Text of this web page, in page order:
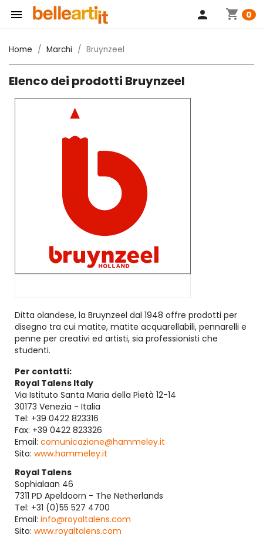
 shopping_cart 0
person
Home Marchi Bruynzeel
Elenco dei prodotti Bruynzeel
Ditta olandese, la Bruynzeel dal 1948 offre prodotti per
disegno tra cui matite, matite acquarellabili, pennarelli e
penne per creativi ed artisti, sia professionisti che
studenti.
Per contatti:
Royal Talens Italy
Via Istituto Santa Maria della Pietà 12-14
30173 Venezia - Italia
Tel: +39 0422 823316
Fax: +39 0422 823326
Email: comunicazione@hammeley.it
Sito: www.hammeley.it
Royal Talens
Sophialaan 46
7311 PD Apeldoorn - The Netherlands
Tel: +31 (0)55 527 4700
Email: info@royaltalens.com
Sito: www.royaltalens.com